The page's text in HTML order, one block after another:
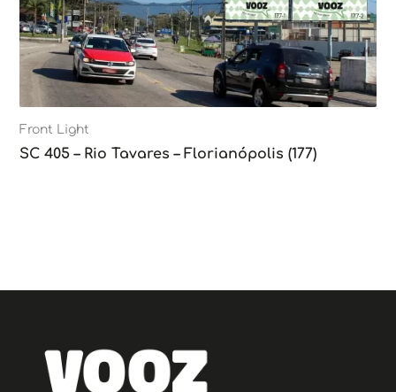
Front Light
SC 405 – Rio Tavares – Florianópolis (177)